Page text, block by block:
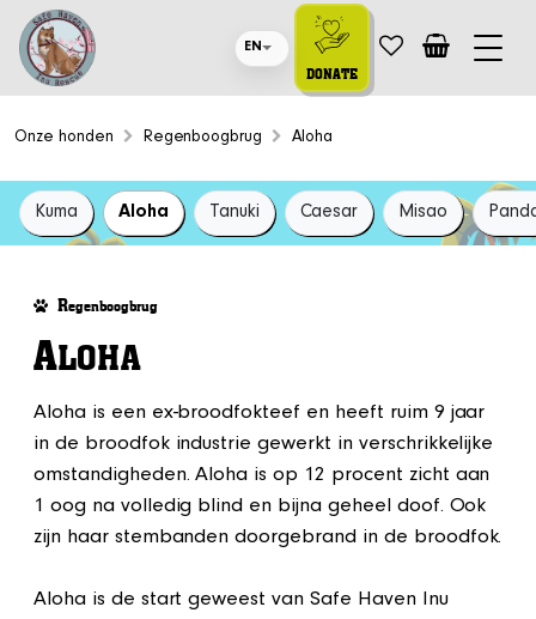
EN
DONATE
Onze honden Regenboogbrug Aloha
Kuma Aloha Tanuki Caesar Misao
Regenboogbrug
ALOHA
Aloha is een ex-broodfokteef en heeft ruim 9 jaar
in de broodfok industrie gewerkt in verschrikkelijke
omstandigheden. Aloha is op 12 procent zicht aan
1 oog na volledig blind en bijna geheel doof. Ook
zijn haar stembanden doorgebrand in de broodfok.
Aloha is de start geweest van Safe Haven Inu